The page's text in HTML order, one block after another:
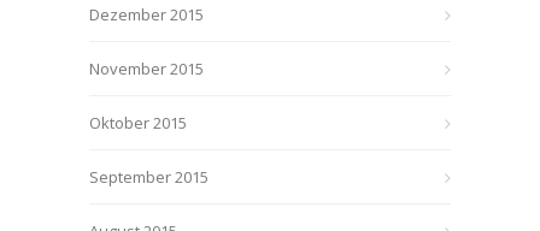
Dezember 2015
November 2015
Oktober 2015
September 2015